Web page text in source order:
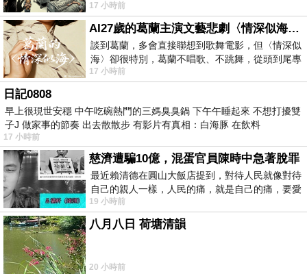
https://www.facebook.com/photo/?fbid=147
17 小時前
AI27歲的葛蘭主演文藝悲劇〈情深似海〉 #戀上老電影 #葛蘭 #粟子
談到葛蘭，多會直接聯想到歌舞電影，但〈情深似
海〉卻很特別，葛蘭不唱歌、不跳舞，從頭到尾專
心演戲。拍攝期間，經常工作超過12個鐘
17 小時前
日記0808
早上很現世安穩 中午吃碗熱門的三媽臭臭鍋 下午午睡起來 不想打擾雙
子J 做家事的節奏 出去散散步 有影片有真相：白海豚 在飲料
17 小時前
慈濟遭騙10億，混蛋官員陳時中急著脫罪
最近賴清德在圓山大飯店提到，對待人民就像對待
自己的親人一樣，人民的痛，就是自己的痛，要愛
民如親，說的這麼好聽，實際上根本沒做
19 小時前
八月八日 荷塘清韻
20 小時前